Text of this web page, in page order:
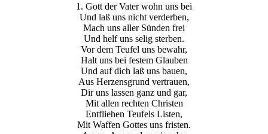
1. Gott der Vater wohn uns bei
Und laß uns nicht verderben,
Mach uns aller Sünden frei
Und helf uns selig sterben.
Vor dem Teufel uns bewahr,
Halt uns bei festem Glauben
Und auf dich laß uns bauen,
Aus Herzensgrund vertrauen,
Dir uns lassen ganz und gar,
Mit allen rechten Christen
Entfliehen Teufels Listen,
Mit Waffen Gottes uns fristen.